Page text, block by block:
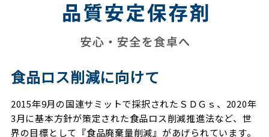
食品ロス削減に向けて
2015年9月の国連サミットで採択されたＳＤＧｓ、2020年
3月に基本方針が策定された食品ロス削減推進法など、世
界の目標として『食品廃棄量削減』があげられています。